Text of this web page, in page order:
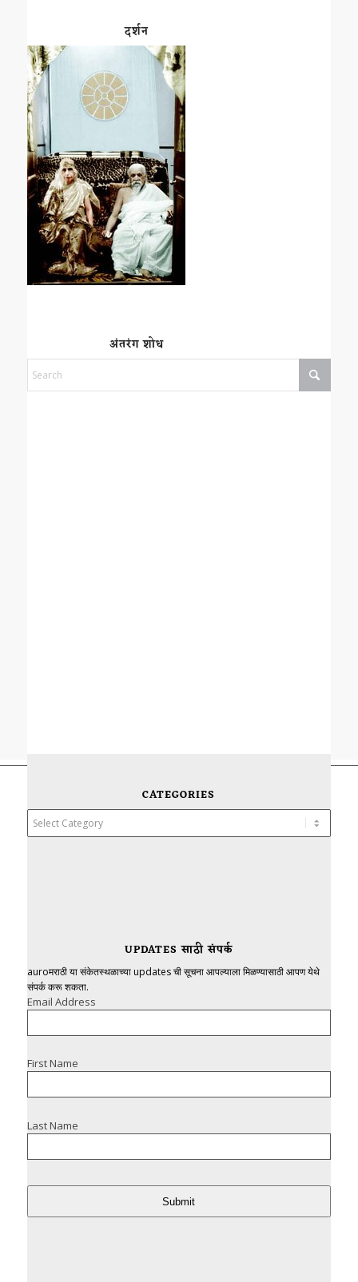
दर्शन
अंतरंग शोध
CATEGORIES
UPDATES साठी संपर्क
auroमराठी या संकेतस्थळाच्या updates ची सूचना आपल्याला मिळण्यासाठी आपण येथे
संपर्क करू शकता.
Email Address
First Name
Last Name
Submit